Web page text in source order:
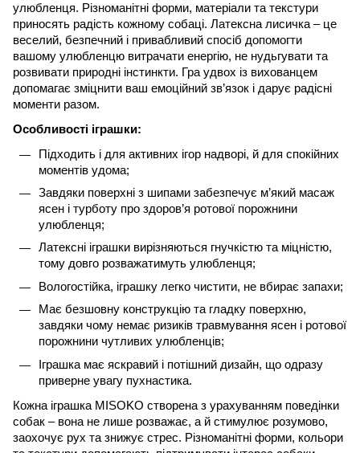
улюбленця. Різноманітні форми, матеріали та текстури
приносять радість кожному собаці. Латексна лисичка – це
веселий, безпечний і привабливий спосіб допомогти
вашому улюбленцю витрачати енергію, не нудьгувати та
розвивати природні інстинкти. Гра удвох із вихованцем
допомагає зміцнити ваш емоційний зв’язок і дарує радісні
моменти разом.
Особливості іграшки:
Підходить і для активних ігор надворі, й для спокійних
моментів удома;
Завдяки поверхні з шипами забезпечує м’який масаж
ясен і турботу про здоров’я ротової порожнини
улюбленця;
Латексні іграшки вирізняються гнучкістю та міцністю,
тому довго розважатимуть улюбленця;
Вологостійка, іграшку легко чистити, не вбирає запахи;
Має безшовну конструкцію та гладку поверхню,
завдяки чому немає ризиків травмування ясен і ротової
порожнини чутливих улюбленців;
Іграшка має яскравий і потішний дизайн, що одразу
приверне увагу пухнастика.
Кожна іграшка MISOKO створена з урахуванням поведінки
собак – вона не лише розважає, а й стимулює розумово,
заохочує рух та знижує стрес. Різноманітні форми, кольори